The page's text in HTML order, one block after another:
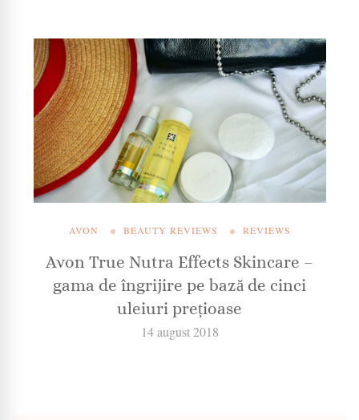
AVON BEAUTY REVIEWS REVIEWS
Avon True Nutra Effects Skincare –
gama de îngrijire pe bază de cinci
uleiuri prețioase
14 august 2018